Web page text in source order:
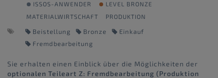
ISSOS-ANWENDER
LEVEL BRONZE
MATERIALWIRTSCHAFT
PRODUKTION
Beistellung Bronze
Einkauf
Fremdbearbeitung
Sie erhalten einen Einblick über die Möglichkeiten der
optionalen Teileart Z: Fremdbearbeitung (Produktion